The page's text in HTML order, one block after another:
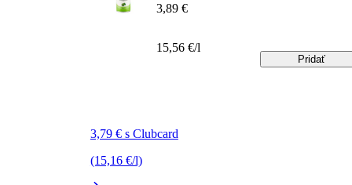
3,79 € s Clubcard
(15,16 €/l)
3,89 €
15,56 €/l
Pridať